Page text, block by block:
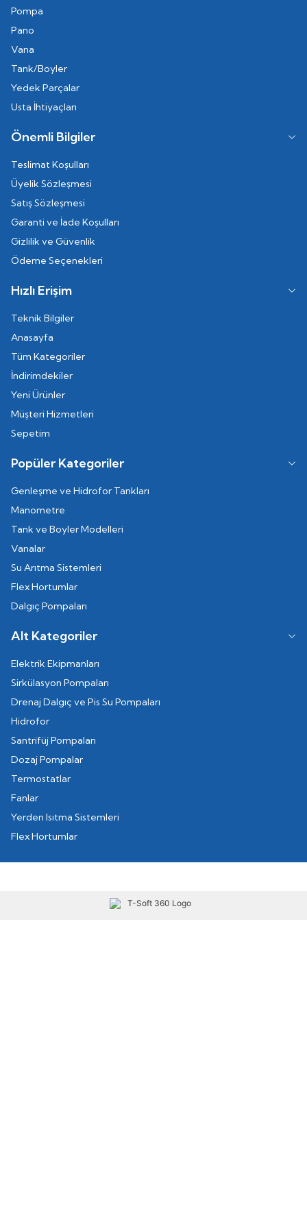
Pompa
Pano
Vana
Tank/Boyler
Yedek Parçalar
Usta İhtiyaçları
Önemli Bilgiler
Teslimat Koşulları
Üyelik Sözleşmesi
Satış Sözleşmesi
Garanti ve İade Koşulları
Gizlilik ve Güvenlik
Ödeme Seçenekleri
Hızlı Erişim
Teknik Bilgiler
Anasayfa
Tüm Kategoriler
İndirimdekiler
Yeni Ürünler
Müşteri Hizmetleri
Sepetim
Popüler Kategoriler
Genleşme ve Hidrofor Tankları
Manometre
Tank ve Boyler Modelleri
Vanalar
Su Arıtma Sistemleri
Flex Hortumlar
Dalgıç Pompaları
Alt Kategoriler
Elektrik Ekipmanları
Sirkülasyon Pompaları
Drenaj Dalgıç ve Pis Su Pompaları
Hidrofor
Santrifüj Pompaları
Dozaj Pompalar
Termostatlar
Fanlar
Yerden Isıtma Sistemleri
Flex Hortumlar